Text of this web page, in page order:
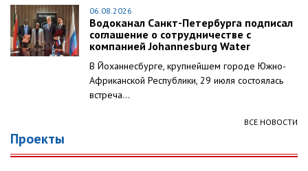
06.08.2026
Водоканал Санкт-Петербурга подписал
соглашение о сотрудничестве с
компанией Johannesburg Water
В Йоханнесбурге, крупнейшем городе Южно-
Африканской Республики, 29 июля состоялась
встреча...
ВСЕ НОВОСТИ
Проекты